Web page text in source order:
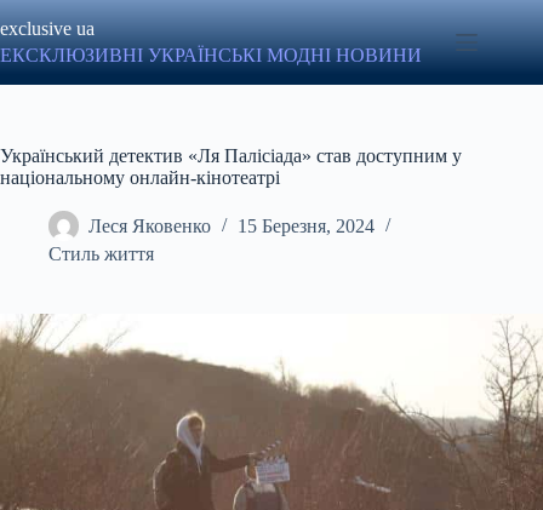
до
вмісту
exclusive ua
ЕКСКЛЮЗИВНІ УКРАЇНСЬКІ МОДНІ НОВИНИ
Український детектив «Ля Палісіада» став доступним у
національному онлайн-кінотеатрі
Леся Яковенко
15 Березня, 2024
Стиль життя